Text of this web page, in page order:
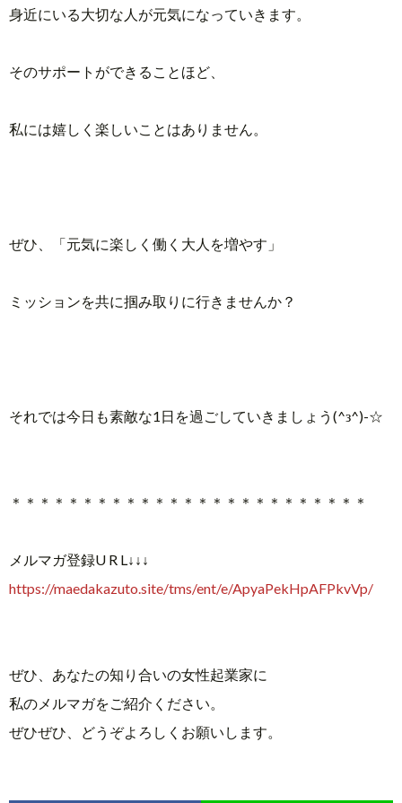
身近にいる大切な人が元気になっていきます。
そのサポートができることほど、
私には嬉しく楽しいことはありません。
ぜひ、「元気に楽しく働く大人を増やす」
ミッションを共に掴み取りに行きませんか？
それでは今日も素敵な1日を過ごしていきましょう (^з^)-☆
＊＊＊＊＊＊＊＊＊＊＊＊＊＊＊＊＊＊＊＊＊＊＊＊＊
メルマガ登録U R L↓↓↓
https://maedakazuto.site/tms/ent/e/ApyaPekHpAFPkvVp/
ぜひ、あなたの知り合いの女性起業家に
私のメルマガをご紹介ください。
ぜひぜひ、どうぞよろしくお願いします。